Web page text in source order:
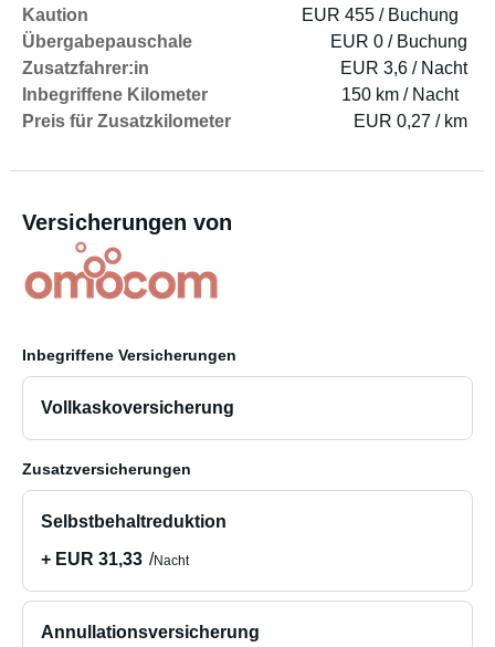
Kaution
EUR 455 / Buchung
Übergabepauschale
EUR 0 / Buchung
Zusatzfahrer:in
EUR 3,6 / Nacht
Inbegriffene Kilometer
150 km / Nacht
Preis für Zusatzkilometer
EUR 0,27 / km
Versicherungen von
Inbegriffene Versicherungen
Vollkaskoversicherung
Zusatzversicherungen
Selbstbehaltreduktion
+ EUR 31,33
Nacht
Annullationsversicherung